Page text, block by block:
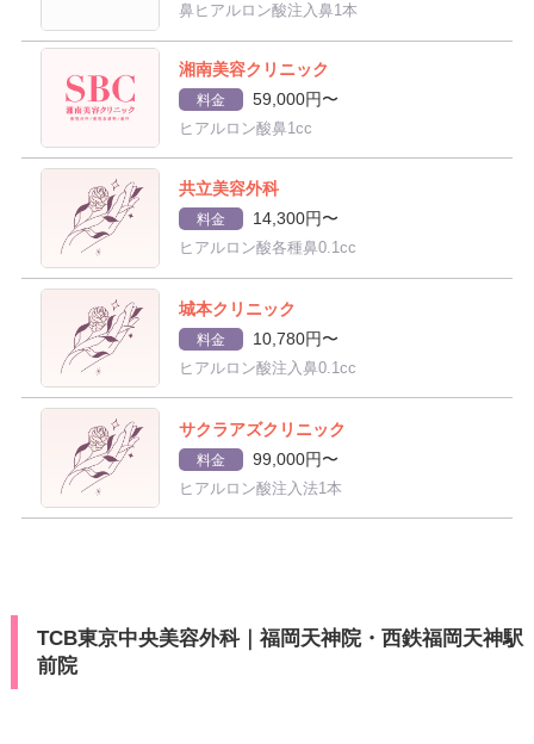
鼻ヒアルロン酸注入鼻1本
湘南美容クリニック
料金 59,000円〜
ヒアルロン酸鼻1cc
共立美容外科
料金 14,300円〜
ヒアルロン酸各種鼻0.1cc
城本クリニック
料金 10,780円〜
ヒアルロン酸注入鼻0.1cc
サクラアズクリニック
料金 99,000円〜
ヒアルロン酸注入法1本
TCB東京中央美容外科｜福岡天神院・西鉄福岡天神駅
前院